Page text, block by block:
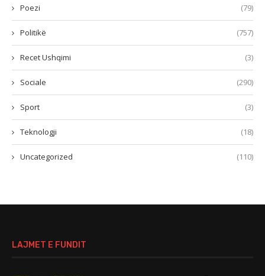
Poezi (79)
Politikë (757)
Recet Ushqimi (3)
Sociale (290)
Sport (3)
Teknologji (18)
Uncategorized (110)
LAJMET E FUNDIT